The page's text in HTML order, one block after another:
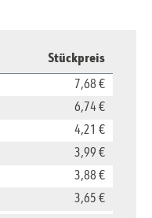
Stückpreis
7,68 €
6,74 €
4,21 €
3,99 €
3,88 €
3,65 €